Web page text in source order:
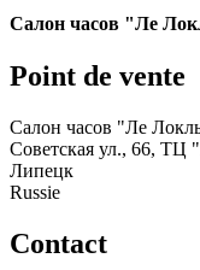
Салон часов "Ле
Point de vente
Салон часов "Ле
Советская ул., 66, ТЦ
Липецк
Russie
Contact